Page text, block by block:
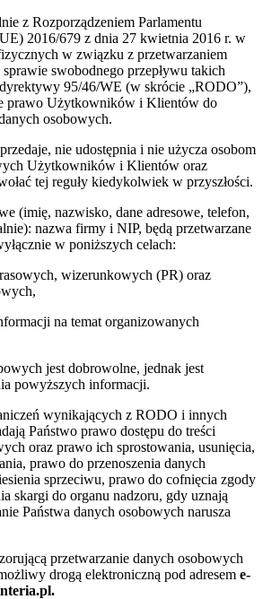
z Rozporządzeniem Parlamentu
2016/679 z dnia 27 kwietnia 2016 r. w
w związku z przetwarzaniem
swobodnego przepływu takich
95/46/WE (w skrócie „RODO”),
prawo Użytkowników i Klientów do
osobowych.
nie udostępnia i nie użycza osobom
Użytkowników i Klientów oraz
tej reguły kiedykolwiek w przyszłości.
(imię, nazwisko, dane adresowe, telefon,
nazwa firmy i NIP, będą przetwarzane
w poniższych celach:
wizerunkowych (PR) oraz
na temat organizowanych
jest dobrowolne, jednak jest
powyższych informacji.
wynikających z RODO i innych
Państwo prawo dostępu do treści
oraz prawo ich sprostowania, usunięcia,
prawo do przenoszenia danych
sprzeciwu, prawo do cofnięcia zgody
skargi do organu nadzoru, gdy uznają
Państwa danych osobowych narusza
przetwarzanie danych osobowych
drogą elektroniczną pod adresem e-